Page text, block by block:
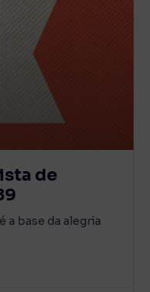
de
a base da alegria